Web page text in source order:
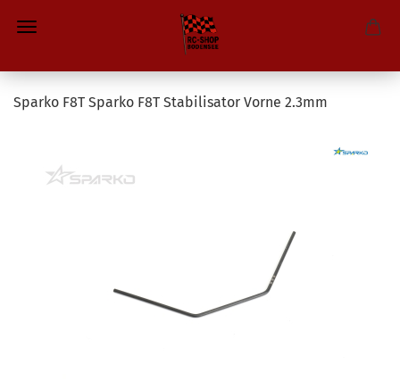
Sparko F8T Sparko F8T Stabilisator Vorne 2.3mm